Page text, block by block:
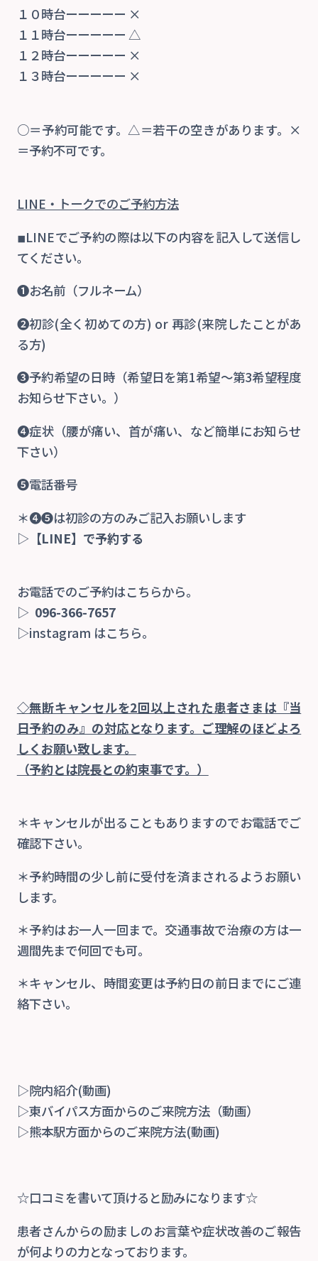
１０時台ーーーーー ×
１１時台ーーーーー △
１２時台ーーーーー ×
１３時台ーーーーー ×
○＝予約可能です。△＝若干の空きがあります。×
＝予約不可です。
LINE・トークでのご予約方法
◾︎LINEでご予約の際は以下の内容を記入して送信し
てください。
❶お名前（フルネーム）
❷初診(全く初めての方) or 再診(来院したことがあ
る方)
❸予約希望の日時（希望日を第1希望〜第3希望程度
お知らせ下さい。）
❹症状（腰が痛い、首が痛い、など簡単にお知らせ
下さい）
❺電話番号
＊❹❺は初診の方のみご記入お願いします
▷ 【LINE】で予約する
お電話でのご予約はこちらから。
▷ 096-366-7657
▷instagram はこちら。
◇無断キャンセルを2回以上された患者さまは『当
日予約のみ』の対応となります。ご理解のほどよろ
しくお願い致します。
（予約とは院長との約束事です。）
＊キャンセルが出ることもありますのでお電話でご
確認下さい。
＊予約時間の少し前に受付を済まされるようお願い
します。
＊予約はお一人一回まで。交通事故で治療の方は一
週間先まで何回でも可。
＊キャンセル、時間変更は予約日の前日までにご連
絡下さい。
▷院内紹介(動画)
▷東バイパス方面からのご来院方法（動画）
▷熊本駅方面からのご来院方法(動画)
☆口コミを書いて頂けると励みになります☆
患者さんからの励ましのお言葉や症状改善のご報告
が何よりの力となっております。